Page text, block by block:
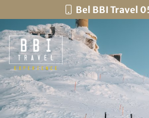
Bel BBI Travel